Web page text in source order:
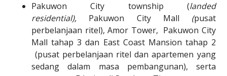
Pakuwon City township (landed
residential), Pakuwon City Mall (pusat
perbelanjaan ritel), Amor Tower, Pakuwon City
Mall tahap 3 dan East Coast Mansion tahap 2
(pusat perbelanjaan ritel dan apartemen yang
sedang dalam masa pembangunan), serta